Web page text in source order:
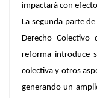
impactará con
La segunda parte
Derecho
reforma introduce
colectiva y otros
generando un